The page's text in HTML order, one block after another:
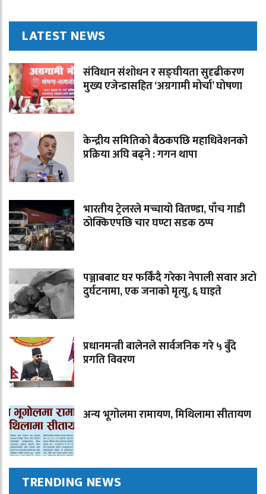
LATEST NEWS
संविधान संशोधन र सङ्घीयता सुदृढीकरण
मुख्य एजेन्डासहित ‘अग्रगामी मोर्चा’ घोषणा
केन्द्रीय समितिको बैठकपछि महाधिवेशनको
प्रक्रिया अघि बढ्ने : गगन थापा
भारतीय ट्रेलरले मच्चायो वितण्डा, पाँच गाडी
ठोक्किएपछि चार घण्टा सडक ठप्प
पञ्जाबबाट घर फर्किंदै गरेका नेपाली सवार अटो
दुर्घटनामा, एक जनाको मृत्यु, ६ घाइते
प्रधानमन्त्री बालेनले सार्वजनिक गरे ५ बुँदे
प्रगति विवरण
अन्य भूगोलमा रामायण, मिथिलामा सीतायण
TRENDING NEWS